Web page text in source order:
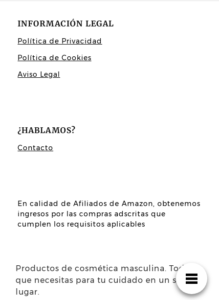
INFORMACIÓN LEGAL
Política de Privacidad
Política de Cookies
Aviso Legal
¿HABLAMOS?
Contacto
En calidad de Afiliados de Amazon, obtenemos
ingresos por las compras adscritas que
cumplen los requisitos aplicables
Productos de cosmética masculina. Todo lo
que necesitas para tu cuidado en un sólo
lugar.